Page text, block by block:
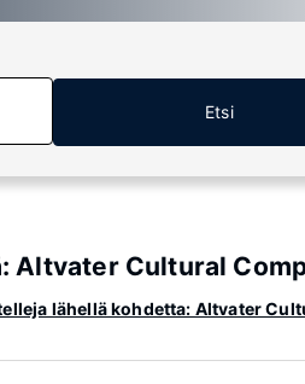
Etsi
Altvater Cultural
lähellä kohdetta: Altvater